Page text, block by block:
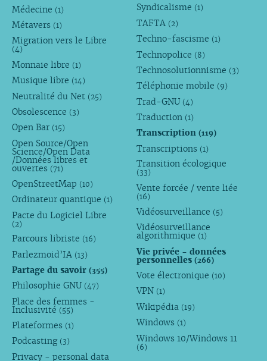
Médecine (1)
Métavers (1)
Migration vers le Libre
(4)
Monnaie libre (1)
Musique libre (14)
Neutralité du Net (25)
Obsolescence (3)
Open Bar (15)
Open Source/Open
Science/Open Data
/Données libres et
ouvertes (71)
OpenStreetMap (10)
Ordinateur quantique (1)
Pacte du Logiciel Libre
(2)
Parcours libriste (16)
Parlezmoid’IA (13)
Partage du savoir (355)
Philosophie GNU (47)
Place des femmes -
Inclusivité (55)
Plateformes (1)
Podcasting (3)
Privacy - personal data
Syndicalisme (1)
TAFTA (2)
Techno-fascisme (1)
Technopolice (8)
Technosolutionnisme (3)
Téléphonie mobile (9)
Trad-GNU (4)
Traduction (1)
Transcription(119)
Transcriptions (1)
Transition écologique
(33)
Vente forcée / vente liée
(16)
Vidéosurveillance (5)
Vidéosurveillance
algorithmique (1)
Vie privée - données
personnelles(266)
Vote électronique (10)
VPN (1)
Wikipédia (19)
Windows (1)
Windows 10/Windows 11
(6)